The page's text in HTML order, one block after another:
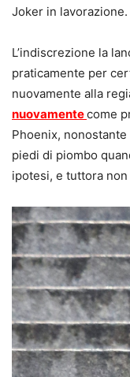
Joker in lavorazione.
L’indiscrezione la
praticamente per
nuovamente alla
nuovamentecome
Phoenix,
piedi di piombo
ipotesi, e tuttora